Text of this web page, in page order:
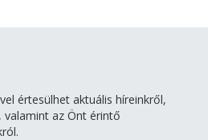
értesülhet aktuális híreinkről,
az Önt érintő